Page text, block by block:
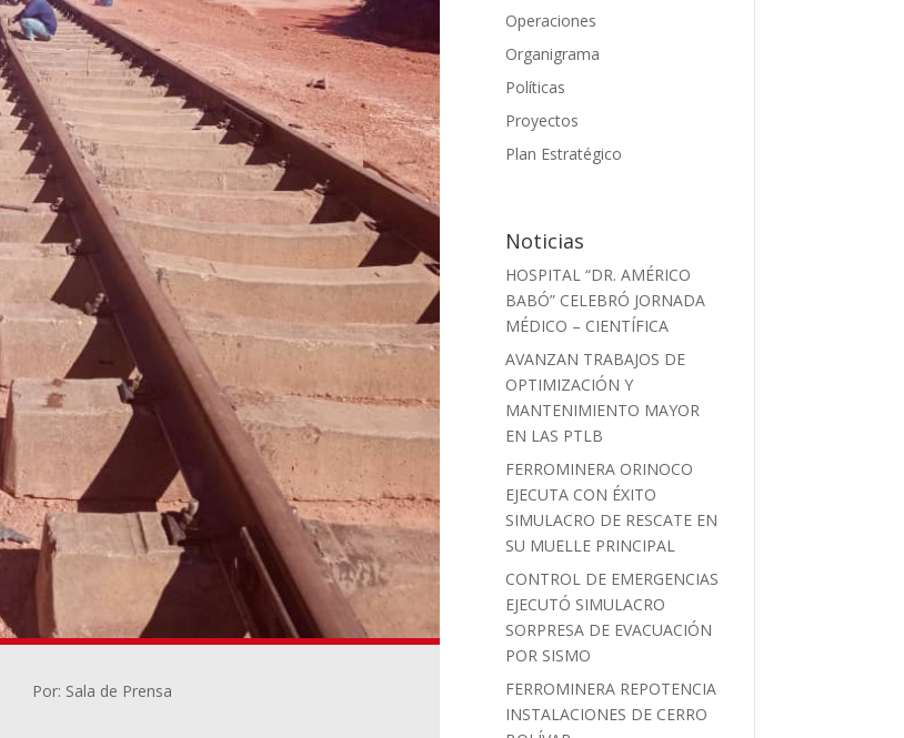
Por: Sala de Prensa
Operaciones
Organigrama
Políticas
Proyectos
Plan Estratégico
Noticias
HOSPITAL “DR. AMÉRICO
BABÓ” CELEBRÓ JORNADA
MÉDICO – CIENTÍFICA
AVANZAN TRABAJOS DE
OPTIMIZACIÓN Y
MANTENIMIENTO MAYOR
EN LAS PTLB
FERROMINERA ORINOCO
EJECUTA CON ÉXITO
SIMULACRO DE RESCATE EN
SU MUELLE PRINCIPAL
CONTROL DE EMERGENCIAS
EJECUTÓ SIMULACRO
SORPRESA DE EVACUACIÓN
POR SISMO
FERROMINERA REPOTENCIA
INSTALACIONES DE CERRO